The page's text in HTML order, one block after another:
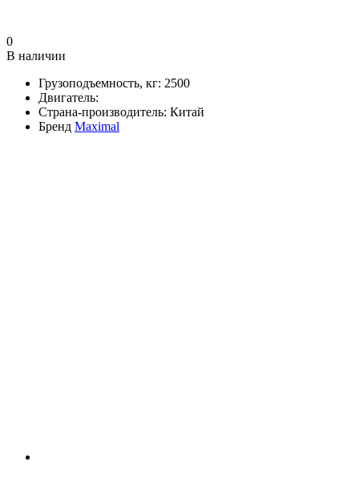
0
В наличии
Грузоподъемность, кг: 2500
Двигатель:
Страна-производитель: Китай
Бренд Maximal